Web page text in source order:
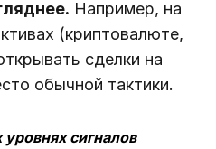
Например, на
(криптовалюте,
сделки на
обычной тактики.
сигналов